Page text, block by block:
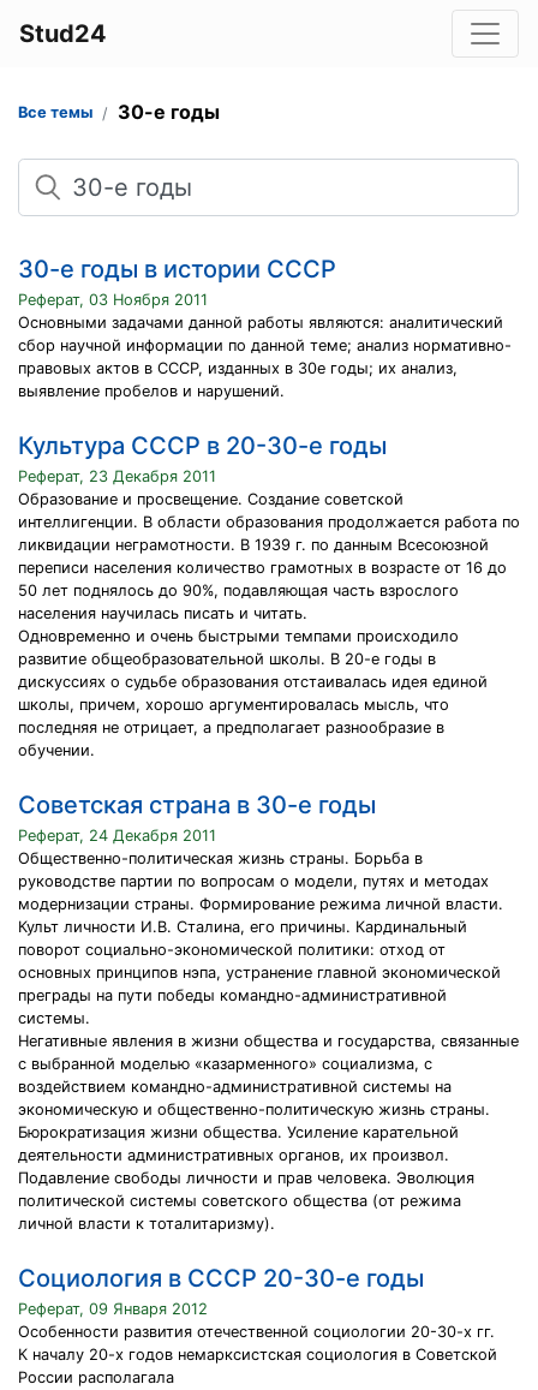
Stud24
Все темы 30-е годы
Поиск
30-е годы в истории СССР
Реферат, 03 Ноября 2011
Основными задачами данной работы являются: аналитический
сбор научной информации по данной теме; анализ нормативно-
правовых актов в СССР, изданных в 30е годы; их анализ,
выявление пробелов и нарушений.
Культура СССР в 20-30-е годы
Реферат, 23 Декабря 2011
Образование и просвещение. Создание советской
интеллигенции. В области образования продолжается работа по
ликвидации неграмотности. В 1939 г. по данным Всесоюзной
переписи населения количество грамотных в возрасте от 16 до
50 лет поднялось до 90%, подавляющая часть взрослого
населения научилась писать и читать.
Одновременно и очень быстрыми темпами происходило
развитие общеобразовательной школы. В 20-е годы в
дискуссиях о судьбе образования отстаивалась идея единой
школы, причем, хорошо аргументировалась мысль, что
последняя не отрицает, а предполагает разнообразие в
обучении.
Советская страна в 30-е годы
Реферат, 24 Декабря 2011
Общественно-политическая жизнь страны. Борьба в
руководстве партии по вопросам о модели, путях и методах
модернизации страны. Формирование режима личной власти.
Культ личности И.В. Сталина, его причины. Кардинальный
поворот социально-экономической политики: отход от
основных принципов нэпа, устранение главной экономической
преграды на пути победы командно-административной
системы.
Негативные явления в жизни общества и государства, связанные
с выбранной моделью «казарменного» социализма, с
воздействием командно-административной системы на
экономическую и общественно-политическую жизнь страны.
Бюрократизация жизни общества. Усиление карательной
деятельности административных органов, их произвол.
Подавление свободы личности и прав человека. Эволюция
политической системы советского общества (от режима
личной власти к тоталитаризму).
Социология в СССР 20-30-е годы
Реферат, 09 Января 2012
Особенности развития отечественной социологии 20-30-х гг.
К началу 20-х годов немарксистская социология в Советской
России располагала